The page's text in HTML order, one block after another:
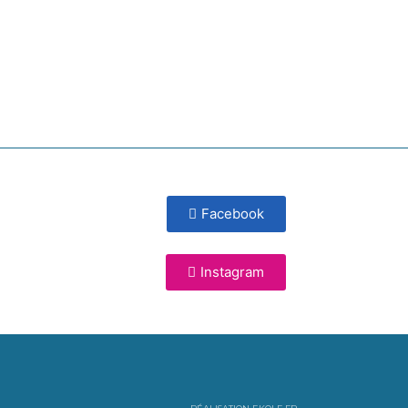
Facebook
Instagram